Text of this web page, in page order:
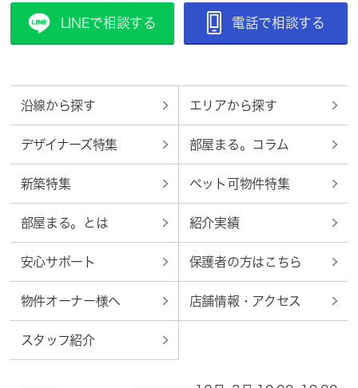
LINEで相談する 電話で相談する
沿線から探す エリアから探す
デザイナーズ特集 部屋まる。コラム
新築特集 ペット可物件特集
部屋まる。とは 紹介実績
安心サポート 保護者の方はこちら
物件オーナー様へ 店舗情報・アクセス
スタッフ紹介